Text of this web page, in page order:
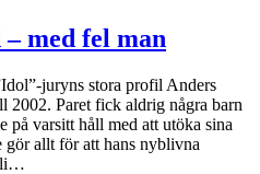
med fel man
juryns stora profil Anders
2002. Paret fick aldrig några barn
på varsitt håll med att utöka sina
allt för att hans nyblivna